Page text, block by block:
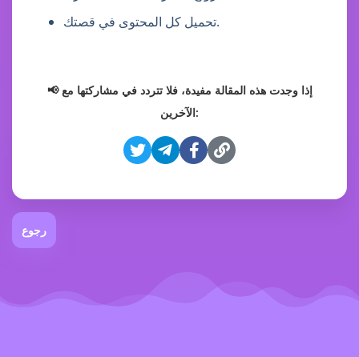
تحميل كل المحتوى في قصتك.
📢 إذا وجدت هذه المقالة مفيدة، فلا تتردد في مشاركتها مع
الآخرين:
رجوع